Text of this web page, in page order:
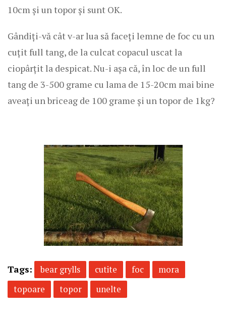
10cm și un topor și sunt OK.
Gândiți-vă cât v-ar lua să faceți lemne de foc cu un
cuțit full tang, de la culcat copacul uscat la
ciopârțit la despicat. Nu-i așa că, în loc de un full
tang de 3-500 grame cu lama de 15-20cm mai bine
aveați un briceag de 100 grame și un topor de 1kg?
Tags: bear grylls cutite foc
mora
topoare
topor unelte